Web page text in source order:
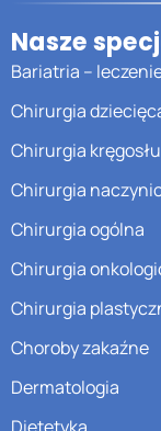
Nasze
Bariatria –
Chirurgia
Chirurgia
Chirurgia
Chirurgia ogólna
Chirurgia
Chirurgia
Choroby zakaźne
Dermatologia